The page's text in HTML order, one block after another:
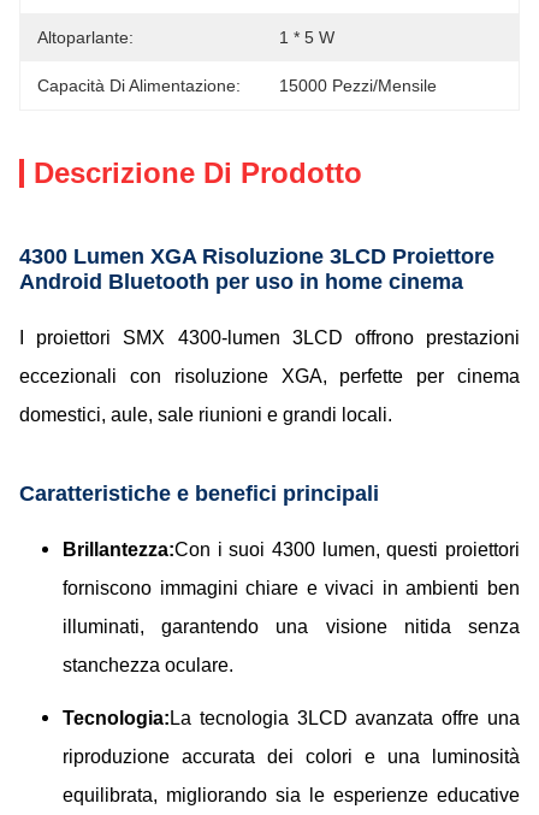
Altoparlante: 1 * 5 W
Capacità Di Alimentazione: 15000 Pezzi/mensile
Descrizione Di Prodotto
4300 Lumen XGA Risoluzione 3LCD Proiettore
Android Bluetooth per uso in home cinema
I proiettori SMX 4300-lumen 3LCD offrono prestazioni
eccezionali con risoluzione XGA, perfette per cinema
domestici, aule, sale riunioni e grandi locali.
Caratteristiche e benefici principali
Brillantezza:Con i suoi 4300 lumen, questi proiettori
forniscono immagini chiare e vivaci in ambienti ben
illuminati, garantendo una visione nitida senza
stanchezza oculare.
Tecnologia:La tecnologia 3LCD avanzata offre una
riproduzione accurata dei colori e una luminosità
equilibrata, migliorando sia le esperienze educative